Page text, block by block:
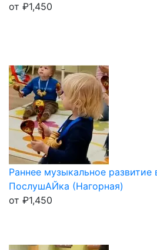
от ₽1,450
Раннее музыкальное
ПослушАЙка (Нагорная)
от ₽1,450